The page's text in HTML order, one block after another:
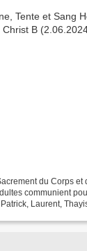
du Corps et
communient
Laurent, Thayis